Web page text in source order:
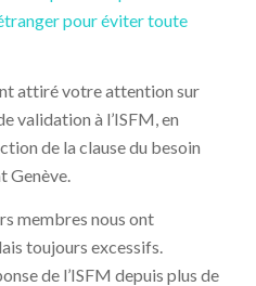
pour éviter toute
attiré votre attention sur
validation à l’ISFM, en
de la clause du besoin
Genève.
membres nous ont
toujours excessifs.
de l’ISFM depuis plus de